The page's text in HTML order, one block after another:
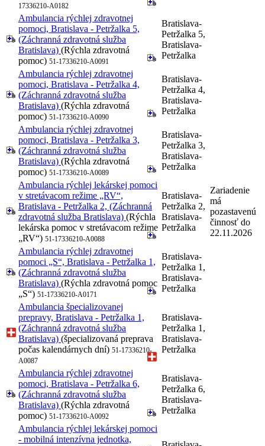
17336210-A0182
Ambulancia rýchlej zdravotnej
pomoci, Bratislava - Petržalka 5,
(Záchranná zdravotná služba
Bratislava) (Rýchla zdravotná
pomoc) 51-17336210-A0091
Bratislava-
Petržalka 5,
Bratislava-
Petržalka
Ambulancia rýchlej zdravotnej
pomoci, Bratislava - Petržalka 4,
(Záchranná zdravotná služba
Bratislava) (Rýchla zdravotná
pomoc) 51-17336210-A0090
Bratislava-
Petržalka 4,
Bratislava-
Petržalka
Ambulancia rýchlej zdravotnej
pomoci, Bratislava - Petržalka 3,
(Záchranná zdravotná služba
Bratislava) (Rýchla zdravotná
pomoc) 51-17336210-A0089
Bratislava-
Petržalka 3,
Bratislava-
Petržalka
Ambulancia rýchlej lekárskej pomoci
v stretávacom režime „RV“,
Bratislava - Petržalka 2, (Záchranná
zdravotná služba Bratislava) (Rýchla
lekárska pomoc v stretávacom režime
„RV“) 51-17336210-A0088
Bratislava-
Petržalka 2,
Bratislava-
Petržalka
Zariadenie
má
pozastavenú
činnosť do
22.11.2026
Ambulancia rýchlej zdravotnej
pomoci „S“, Bratislava - Petržalka 1,
(Záchranná zdravotná služba
Bratislava) (Rýchla zdravotná pomoc
„S“) 51-17336210-A0171
Bratislava-
Petržalka 1,
Bratislava-
Petržalka
Ambulancia špecializovanej
prepravy, Bratislava - Petržalka 1,
(Záchranná zdravotná služba
Bratislava) (špecializovaná preprava
počas kalendárnych dní) 51-17336210-
A0087
Bratislava-
Petržalka 1,
Bratislava-
Petržalka
Ambulancia rýchlej zdravotnej
pomoci, Bratislava - Petržalka 6,
(Záchranná zdravotná služba
Bratislava) (Rýchla zdravotná
pomoc) 51-17336210-A0092
Bratislava-
Petržalka 6,
Bratislava-
Petržalka
Ambulancia rýchlej lekárskej pomoci
- mobilná intenzívna jednotka,